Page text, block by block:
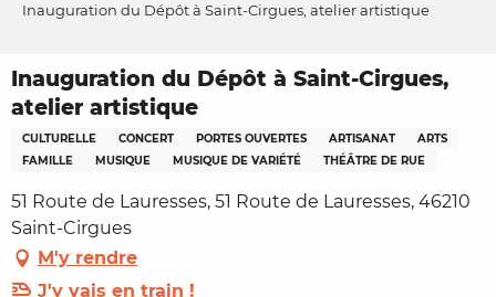
Inauguration du Dépôt à Saint-Cirgues, atelier artistique
Inauguration du Dépôt à Saint-Cirgues,
atelier artistique
CULTURELLE CONCERT PORTES OUVERTES ARTISANAT
ARTS
FAMILLE
MUSIQUE MUSIQUE DE VARIÉTÉ THÉÂTRE DE RUE
51 Route de Lauresses, 51 Route de Lauresses, 46210
Saint-Cirgues
M'y rendre
J'y vais en train !